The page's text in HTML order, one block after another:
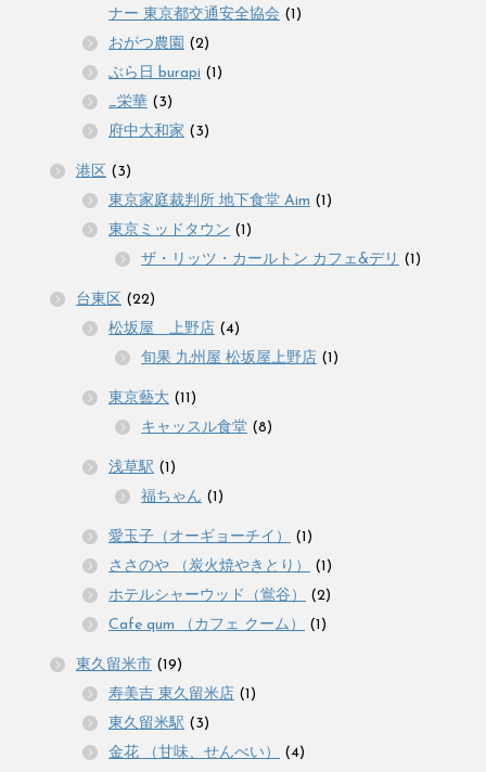
ナー 東京都交通安全協会 (1)
おがつ農園 (2)
ぶら日 burapi (1)
_栄華 (3)
府中大和家 (3)
港区 (3)
東京家庭裁判所 地下食堂 Aim (1)
東京ミッドタウン (1)
ザ・リッツ・カールトン カフェ&デリ (1)
台東区 (22)
松坂屋 上野店 (4)
旬果 九州屋 松坂屋上野店 (1)
東京藝大 (11)
キャッスル食堂 (8)
浅草駅 (1)
福ちゃん (1)
愛玉子（オーギョーチイ）
(1)
ささのや （炭火焼やきとり）
(1)
ホテルシャーウッド（鴬谷）
(2)
Cafe qum （カフェ クーム）
(1)
東久留米市 (19)
寿美吉 東久留米店 (1)
東久留米駅 (3)
金花 （甘味、せんべい）
(4)